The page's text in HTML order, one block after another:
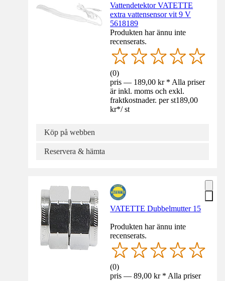
Vattendetektor VATETTE
extra vattensensor vit 9 V
5618189
Produkten har ännu inte
recenserats.
(0)
pris — 189,00 kr * Alla priser
är inkl. moms och exkl.
fraktkostnader. per st189,00
kr*/ st
Köp på webben
Reservera & hämta
VATETTE Dubbelmutter 15
Produkten har ännu inte
recenserats.
(0)
pris — 89,00 kr * Alla priser